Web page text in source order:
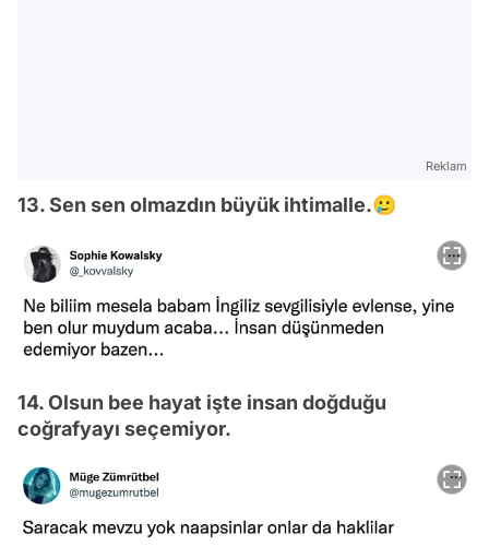
Reklam
13. Sen sen olmazdın büyük ihtimalle.🥲
14. Olsun bee hayat işte insan doğduğu
coğrafyayı seçemiyor.